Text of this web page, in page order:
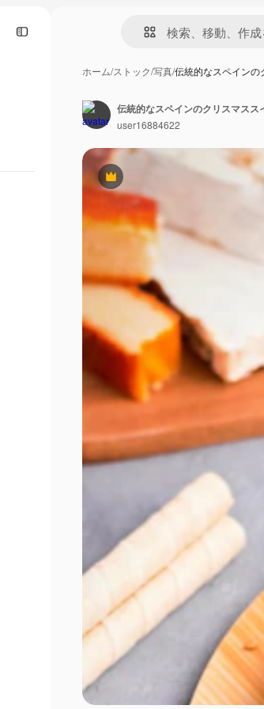
ホーム/ストック/写真/伝統的なスペイン
Premium
user16884622